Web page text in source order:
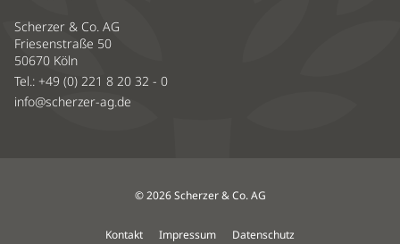
Scherzer & Co. AG
Friesenstraße 50
50670 Köln
Tel.: +49 (0) 221 8 20 32 - 0
info@scherzer-ag.de
© 2026 Scherzer & Co. AG
Kontakt Impressum Datenschutz